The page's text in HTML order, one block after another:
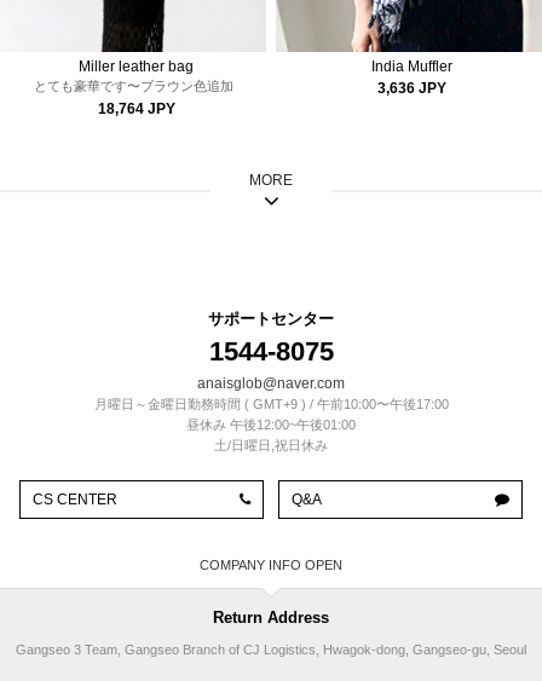
Miller leather bag
とても豪華です〜ブラウン色追加
18,764 JPY
India Muffler
3,636 JPY
MORE
サポートセンター
1544-8075
anaisglob@naver.com
月曜日～金曜日勤務時間 ( GMT+9 ) / 午前10:00〜午後17:00
昼休み 午後12:00~午後01:00
土/日曜日,祝日休み
CS CENTER Q&A
COMPANY INFO
Return Address
Gangseo 3 Team, Gangseo Branch of CJ Logistics, Hwagok-dong, Gangseo-gu, Seoul